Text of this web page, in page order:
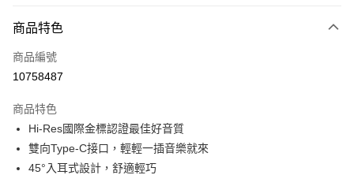
宅配
每筆NT$130，滿NT$399(含以上)免運費
商品特色
商品編號
10758487
商品特色
Hi-Res國際金標認證最佳好音質
雙向Type-C接口，輕輕一插音樂就來
45°入耳式設計，舒適輕巧